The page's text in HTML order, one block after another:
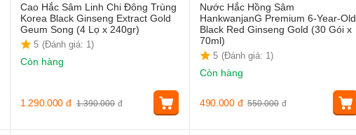
Cao Hắc Sâm Linh Chi Đông Trùng
Korea Black Ginseng Extract Gold
Geum Song (4 Lọ x 240gr)
5 (Đánh giá: 1)
Còn hàng
1.390.000 đ
1.290.000 đ
Nước Hắc Hồng Sâm
HankwanjanG Premium 6-Year-Old
Black Red Ginseng Gold (30 Gói x
70ml)
5 (Đánh giá: 1)
Còn hàng
550.000 đ
490.000 đ